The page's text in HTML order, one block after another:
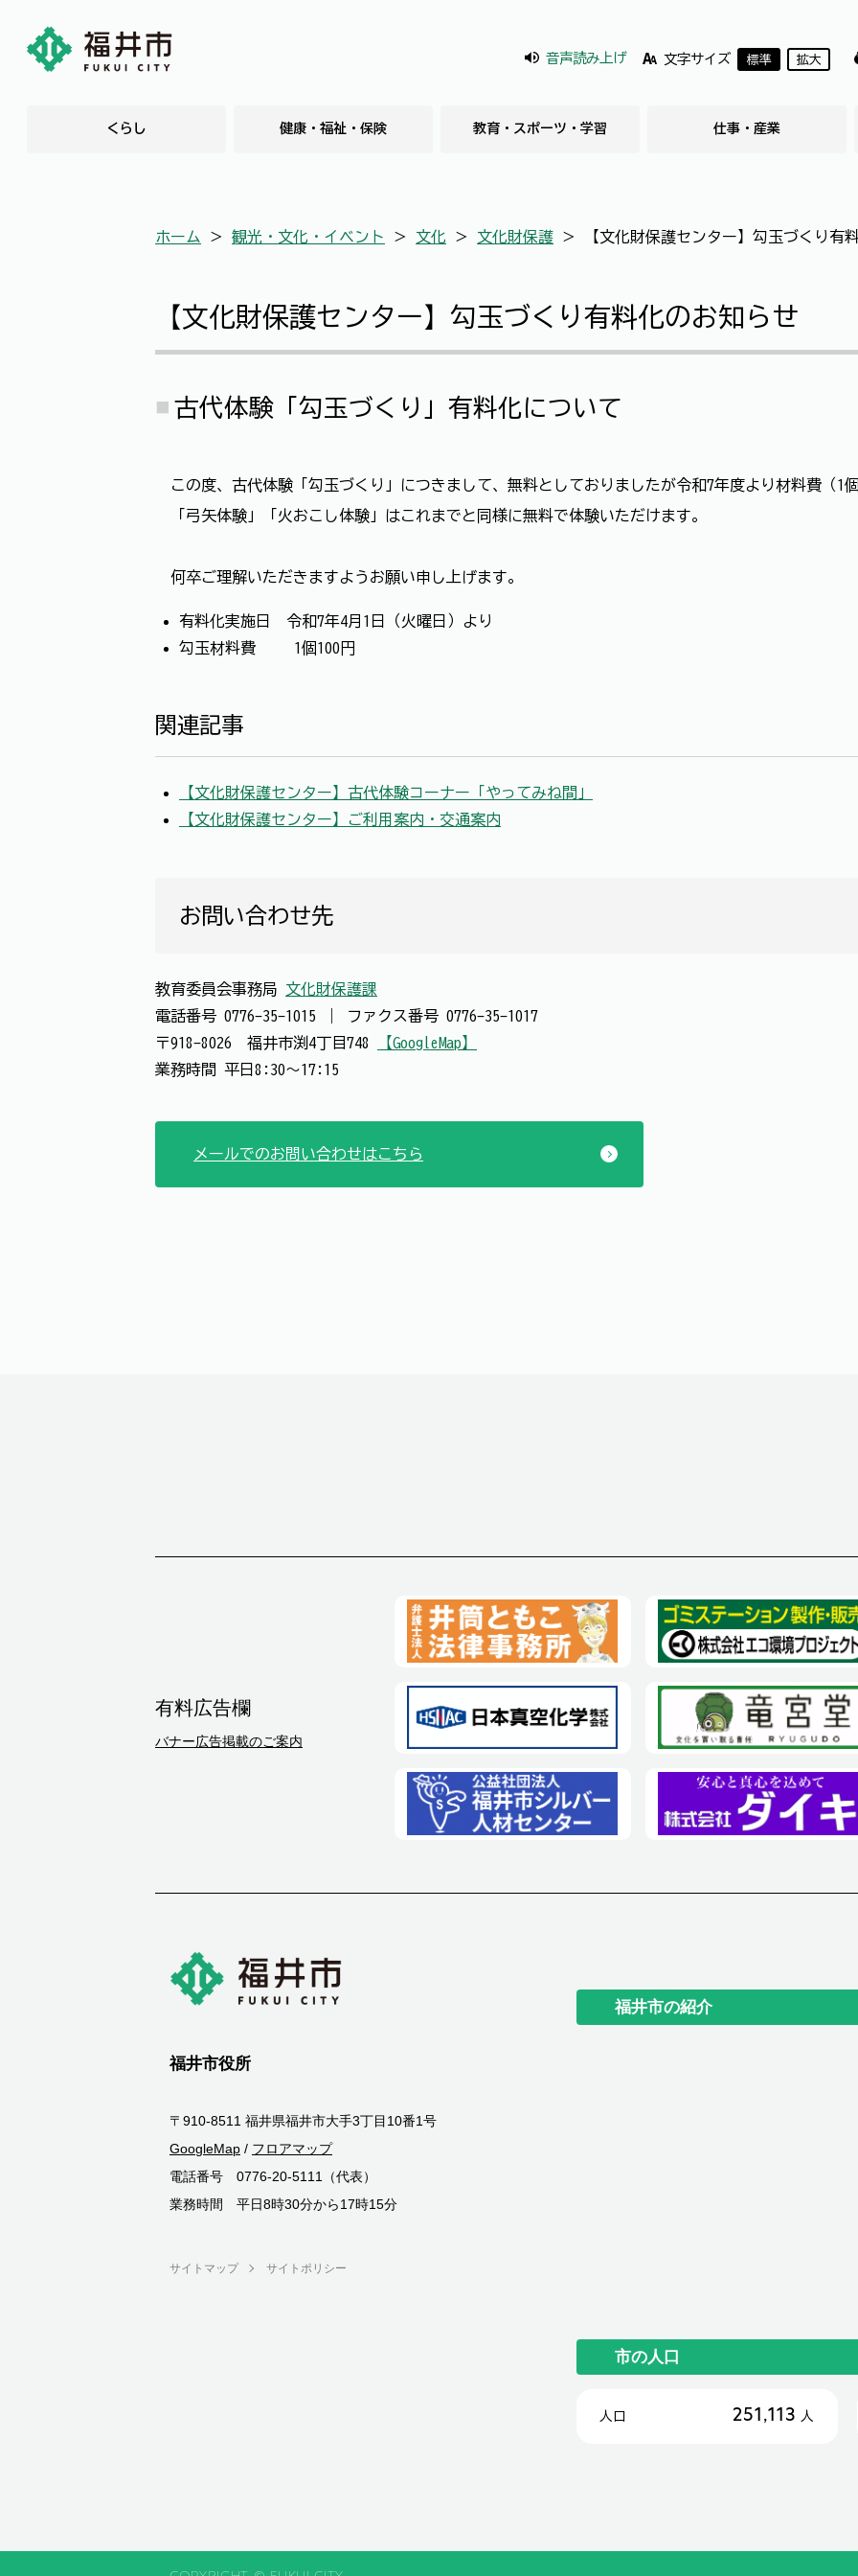
音声読み上げ 文字サイズ 標準 拡大
くらし 健康・福祉・保険 教育・スポーツ・学習 仕事・産業
ホーム ＞ 観光・文化・イベント ＞ 文化 ＞ 文化財保護 ＞ 【文化財保護センター】勾玉づくり有
【文化財保護センター】勾玉づくり有料化のお知らせ
古代体験「勾玉づくり」有料化について
この度、古代体験「勾玉づくり」につきまして、無料としておりましたが令和7年度より材料費（1
「弓矢体験」「火おこし体験」はこれまでと同様に無料で体験いただけます。
何卒ご理解いただきますようお願い申し上げます。
有料化実施日 令和7年4月1日（火曜日）より
勾玉材料費 1個100円
関連記事
【文化財保護センター】古代体験コーナー「やってみね間」
【文化財保護センター】ご利用案内・交通案内
お問い合わせ先
教育委員会事務局 文化財保護課
電話番号 0776-35-1015 ファクス番号 0776-35-1017
〒918-8026 福井市渕4丁目748
【GoogleMap】
業務時間 平日8:30～17:15
メールでのお問い合わせはこちら
有料広告欄
バナー広告掲載のご案内
福井市役所
〒910-8511 福井県福井市大手3丁目10番1号
GoogleMap / フロアマップ
電話番号 0776-20-5111（代表）
業務時間 平日8時30分から17時15分
サイトマップ サイトポリシー
福井市の紹介
市の人口
人口 251,113 人